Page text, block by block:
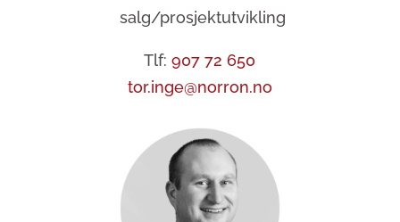
salg/prosjektutvikling
Tlf:907 72 650
tor.inge@norron.no